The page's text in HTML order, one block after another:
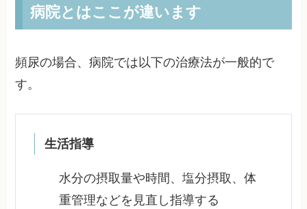
病院とはここが違います
頻尿の場合、病院では以下の治療法が一般的で
す。
生活指導
水分の摂取量や時間、塩分摂取、体
重管理などを見直し指導する